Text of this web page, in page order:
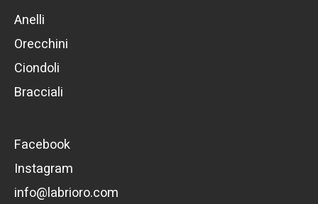
Anelli
Orecchini
Ciondoli
Bracciali
Facebook
Instagram
info@labrioro.com